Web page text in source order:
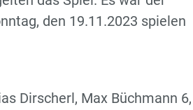
den 19.11.2023 spielen
Dirscherl, Max Büchmann 6,